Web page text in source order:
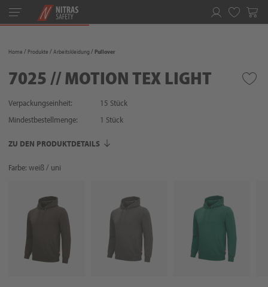
Toggle
navigation
Home Produkte Arbeitskleidung Pullover
7025 // MOTION TEX LIGHT
Verpackungseinheit:
15 Stück
Mindestbestellmenge:
1 Stück
ZU DEN PRODUKTDETAILS
Farbe: weiß / uni